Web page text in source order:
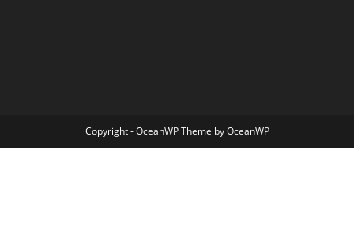
Copyright - OceanWP Theme by OceanWP